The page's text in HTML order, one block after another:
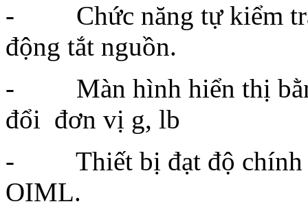
- Chức năng tự kiểm tra
động tắt nguồn.
- Màn hình hiển thị
đổi đơn vị g, lb
- Thiết bị đạt độ chính
OIML.